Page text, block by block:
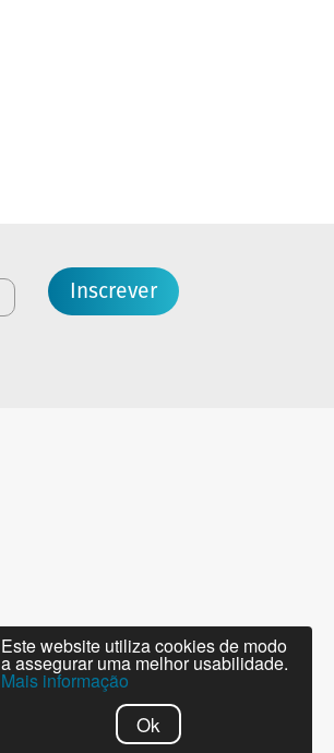
Ok
Este website utiliza cookies de modo
a assegurar uma melhor usabilidade.
Mais informação
Inscrever